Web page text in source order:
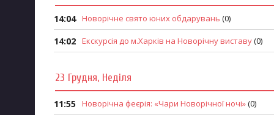
PISA Щорічне оцінювання у... Дошкільний
Запобігання та протидія корупції
14:04 Новорічне свято юних обдарувань (0)
14:02 Екскурсія до м.Харків на Новорічну виставу(0)
23 Грудня, Неділя
11:55 Новорічна феєрія: «Чари Новорічної ночі»(0)